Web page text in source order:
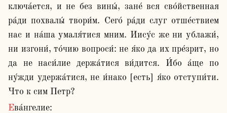
ключа́ется, и не без вины́, зане́ вся сво́йственная
ра́ди похвалы́ твори́м. Сего́ ра́ди слуг отше́ствием
нас и на́ша умаля́тися мним. Иису́с же ни ублажи́,
ни изгони́, то́чию вопроси́: не я́ко да их пре́зрит, но
да не наси́лие держа́тися ви́дится. И́бо а́ще по
ну́жди удержа́тися, не и́нако [есть] я́ко отступи́ти.
Что к сим Петр?
Ева́нгелие: